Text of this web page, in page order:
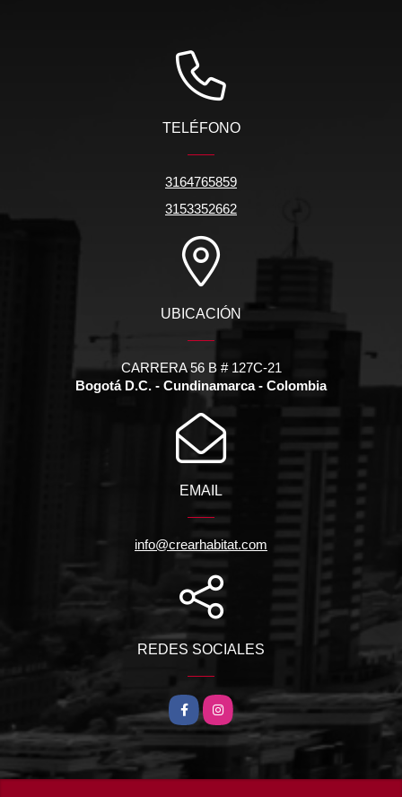
TELÉFONO
3164765859
3153352662
UBICACIÓN
CARRERA 56 B # 127C-21
Bogotá D.C. - Cundinamarca - Colombia
EMAIL
info@crearhabitat.com
REDES SOCIALES
FacebookInstagram